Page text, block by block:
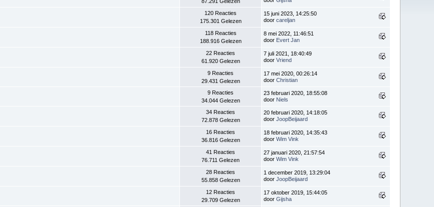
120 Reacties
175.301 Gelezen
15 juni 2023, 14:25:50
doorcareljan
118 Reacties
188.916 Gelezen
8 mei 2022, 11:46:51
door Evert Jan
22 Reacties
61.920 Gelezen
7 juli 2021, 18:40:49
doorVriend
9 Reacties
29.431 Gelezen
17 mei 2020, 00:26:14
doorChristian
9 Reacties
34.044 Gelezen
23 februari 2020, 18:55:08
door Niels
34 Reacties
72.878 Gelezen
20 februari 2020, 14:18:05
doorJoopBeijaard
16 Reacties
36.816 Gelezen
18 februari 2020, 14:35:43
doorWim Vink
41 Reacties
76.711 Gelezen
27 januari 2020, 21:57:54
doorWim Vink
28 Reacties
55.858 Gelezen
1 december 2019, 13:29:04
doorJoopBeijaard
12 Reacties
29.709 Gelezen
17 oktober 2019, 15:44:05
doorGijsha